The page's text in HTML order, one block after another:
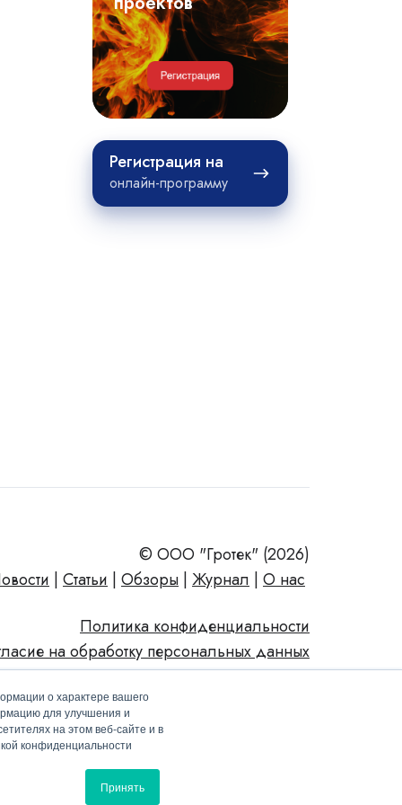
о характере вашего
для улучшения и
на этом веб-сайте и в
конфиденциальности
Принять
проектов
Регистрация на
онлайн-программу
Регистрация
© ООО "Гротек" (2026)
Статьи Обзоры Журнал О нас
Политика конфиденциальности
на обработку персональных данных